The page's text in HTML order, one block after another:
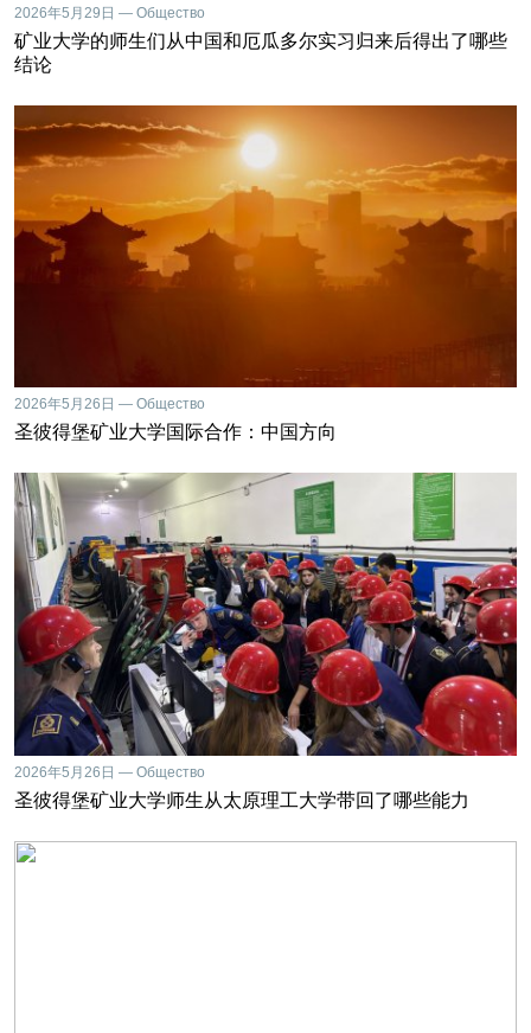
2026年5月29日 — Общество
矿业大学的师生们从中国和厄瓜多尔实习归来后得出了哪些
结论
2026年5月26日 — Общество
圣彼得堡矿业大学国际合作：中国方向
2026年5月26日 — Общество
圣彼得堡矿业大学师生从太原理工大学带回了哪些能力